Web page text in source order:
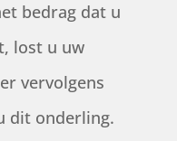
bedrag dat u
lost u uw
vervolgens
dit onderling.